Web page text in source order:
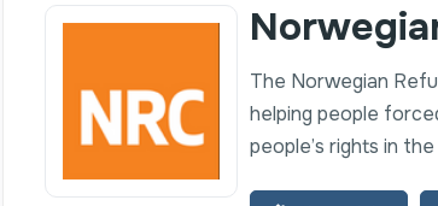
The Norwegian
helping people
people’s rights in